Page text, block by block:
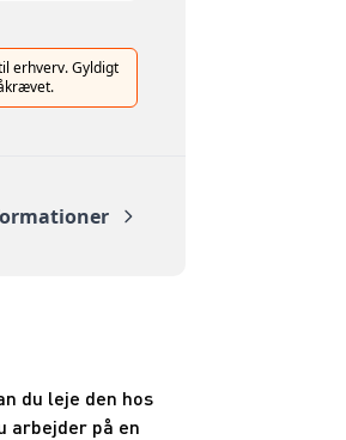
erhverv. Gyldigt
du leje den hos
arbejder på en